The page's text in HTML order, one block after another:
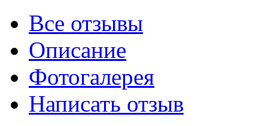
Все отзывы
Описание
Фотогалерея
Написать отзыв